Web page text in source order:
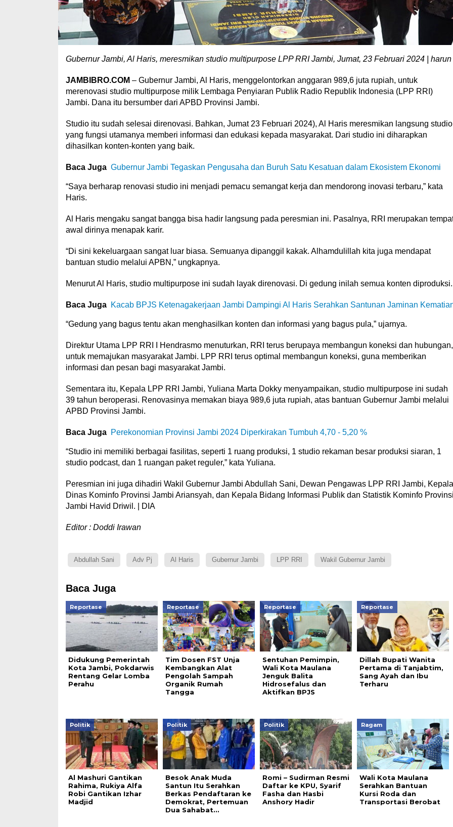
Gubernur Jambi, Al Haris, meresmikan studio multipurpose LPP RRI Jambi, Jumat, 23 Februari 2024 | harun
JAMBIBRO.COM – Gubernur Jambi, Al Haris, menggelontorkan anggaran 989,6 juta rupiah, untuk
merenovasi studio multipurpose milik Lembaga Penyiaran Publik Radio Republik Indonesia (LPP RRI)
Jambi. Dana itu bersumber dari APBD Provinsi Jambi.
Studio itu sudah selesai direnovasi. Bahkan, Jumat 23 Februari 2024), Al Haris meresmikan langsung studio
yang fungsi utamanya memberi informasi dan edukasi kepada masyarakat. Dari studio ini diharapkan
dihasilkan konten-konten yang baik.
Baca Juga Gubernur Jambi Tegaskan Pengusaha dan Buruh Satu Kesatuan dalam Ekosistem Ekonomi
“Saya berharap renovasi studio ini menjadi pemacu semangat kerja dan mendorong inovasi terbaru,” kata
Haris.
Al Haris mengaku sangat bangga bisa hadir langsung pada peresmian ini. Pasalnya, RRI merupakan
awal dirinya menapak karir.
“Di sini kekeluargaan sangat luar biasa. Semuanya dipanggil kakak. Alhamdulillah kita juga mendapat
bantuan studio melalui APBN,” ungkapnya.
Menurut Al Haris, studio multipurpose ini sudah layak direnovasi. Di gedung inilah semua konten diproduksi.
Baca Juga Kacab BPJS Ketenagakerjaan Jambi Dampingi Al Haris Serahkan Santunan Jaminan
“Gedung yang bagus tentu akan menghasilkan konten dan informasi yang bagus pula,” ujarnya.
Direktur Utama LPP RRI I Hendrasmo menuturkan, RRI terus berupaya membangun koneksi dan hubungan,
untuk memajukan masyarakat Jambi. LPP RRI terus optimal membangun koneksi, guna memberikan
informasi dan pesan bagi masyarakat Jambi.
Sementara itu, Kepala LPP RRI Jambi, Yuliana Marta Dokky menyampaikan, studio multipurpose ini sudah
39 tahun beroperasi. Renovasinya memakan biaya 989,6 juta rupiah, atas bantuan Gubernur Jambi melalui
APBD Provinsi Jambi.
Baca Juga Perekonomian Provinsi Jambi 2024 Diperkirakan Tumbuh 4,70 - 5,20 %
“Studio ini memiliki berbagai fasilitas, seperti 1 ruang produksi, 1 studio rekaman besar produksi siaran, 1
studio podcast, dan 1 ruangan paket reguler,” kata Yuliana.
Peresmian ini juga dihadiri Wakil Gubernur Jambi Abdullah Sani, Dewan Pengawas LPP RRI Jambi, Kepala
Dinas Kominfo Provinsi Jambi Ariansyah, dan Kepala Bidang Informasi Publik dan Statistik Kominfo
Jambi Havid Driwil. | DIA
Editor : Doddi Irawan
Abdullah Sani Adv Pj Al Haris Gubernur Jambi LPP RRI Wakil Gubernur Jambi
Baca Juga
Reportase
Didukung Pemerintah
Kota Jambi, Pokdarwis
Rentang Gelar Lomba
Perahu
Reportase
Tim Dosen FST Unja
Kembangkan Alat
Pengolah Sampah
Organik Rumah
Tangga
Reportase
Sentuhan Pemimpin,
Wali Kota Maulana
Jenguk Balita
Hidrosefalus dan
Aktifkan BPJS
Reportase
Dillah Bupati Wanita
Pertama di Tanjabtim,
Sang Ayah dan Ibu
Terharu
Politik
Al Mashuri Gantikan
Rahima, Rukiya Alfa
Robi Gantikan Izhar
Madjid
Politik
Besok Anak Muda
Santun Itu Serahkan
Berkas Pendaftaran ke
Demokrat, Pertemuan
Dua Sahabat…
Politik
Romi – Sudirman Resmi
Daftar ke KPU, Syarif
Fasha dan Hasbi
Anshory Hadir
Ragam
Wali Kota Maulana
Serahkan Bantuan
Kursi Roda dan
Transportasi Berobat